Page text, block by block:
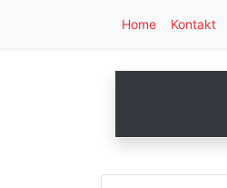
Home Kontakt